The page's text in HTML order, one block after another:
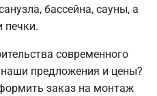
бассейна, сауны, а
печки.
современного
предложения и цены?
заказ на монтаж